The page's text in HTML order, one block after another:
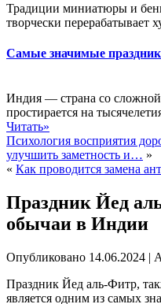
Традиции миниатюры и
творчески перерабатывает
Самые значимые
Индия — страна со сложной
простирается на
Читать»
Психология восприятия
улучшить заметность и… »
« Как проводится замена
Праздник Йед
обычаи в Индии
Опубликовано 14.06.2024 |
Праздник Йед аль-Фитр,
является одним из самых